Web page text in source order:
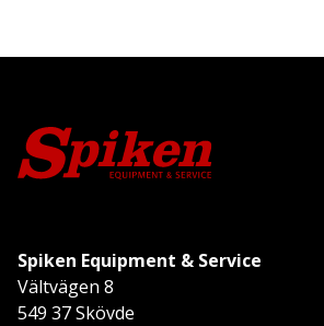
Spiken Equipment & Service
Vältvägen 8
549 37 Skövde